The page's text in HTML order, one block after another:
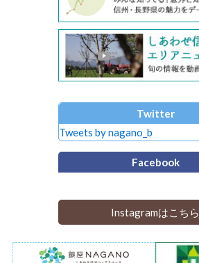
Twitter
Tweets by nagano_b
Facebook
Instagramはこちら